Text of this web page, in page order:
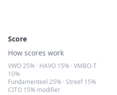
Score
How scores work
VWO 25% · HAVO 15% · VMBO-T
10%
Fundamenteel 25% · Streef 15%
CITO 15% modifier